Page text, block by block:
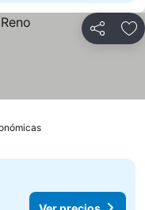
Compartir